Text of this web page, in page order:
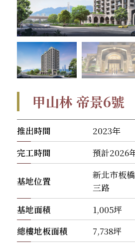
甲山林 帝景6號
推出時間
2023年
完工時間
預計2026
基地位置
新北市板
三路
基地面積
1,005坪
總樓地板面積
7,738坪